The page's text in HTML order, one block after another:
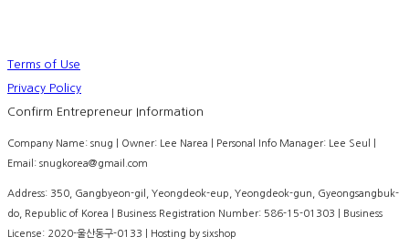
Terms of Use
Privacy Policy
Confirm Entrepreneur Information
Company Name: snug | Owner: Lee Narea | Personal Info Manager: Lee Seul |
Email: snugkorea@gmail.com
Address: 350, Gangbyeon-gil, Yeongdeok-eup, Yeongdeok-gun, Gyeongsangbuk-
do, Republic of Korea | Business Registration Number: 586-15-01303 | Business
License: 2020-울산동구-0133 | Hosting by sixshop